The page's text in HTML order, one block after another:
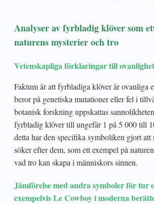
Analyser av fyrbladig klöver som
naturens mysterier och tro
Vetenskapliga förklaringar till
Faktum är att fyrbladiga klöver är ovanliga
beror på genetiska mutationer eller fel i
botanisk forskning uppskattas
fyrbladig klöver till ungefär 1 på 5 000 till
detta har den specifika symboliken gjort att
söker efter dem, som ett exempel på
vad tro kan skapa i människors sinnen.
Jämförelse med andra symboler för tur
exempelvis Le Cowboy i moderna